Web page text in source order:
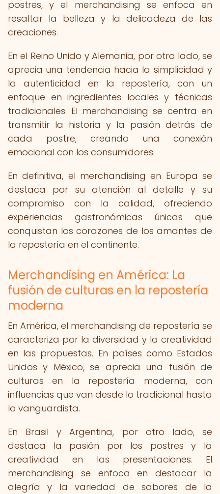
postres, y el merchandising se enfoca en
resaltar la belleza y la delicadeza de las
creaciones.
En el Reino Unido y Alemania, por otro lado, se
aprecia una tendencia hacia la simplicidad y
la autenticidad en la repostería, con un
enfoque en ingredientes locales y técnicas
tradicionales. El merchandising se centra en
transmitir la historia y la pasión detrás de
cada postre, creando una conexión
emocional con los consumidores.
En definitiva, el merchandising en Europa se
destaca por su atención al detalle y su
compromiso con la calidad, ofreciendo
experiencias gastronómicas únicas que
conquistan los corazones de los amantes de
la repostería en el continente.
Merchandising en América: La
fusión de culturas en la repostería
moderna
En América, el merchandising de repostería se
caracteriza por la diversidad y la creatividad
en las propuestas. En países como Estados
Unidos y México, se aprecia una fusión de
culturas en la repostería moderna, con
influencias que van desde lo tradicional hasta
lo vanguardista.
En Brasil y Argentina, por otro lado, se
destaca la pasión por los postres y la
creatividad en las presentaciones. El
merchandising se enfoca en destacar la
alegría y la variedad de sabores de la